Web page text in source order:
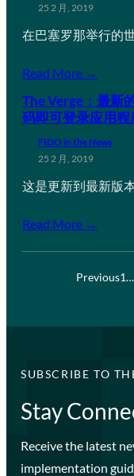
25 2 月, 2019
在巴塞罗那举行的
Read More →
The Verge：最新
码即可登录应用程
FIDO in the News
25 2 月, 2019
这是更新到最新版
Read More →
Previous1…
SUBSCRIBE TO
Stay
Receive the latest
implementation